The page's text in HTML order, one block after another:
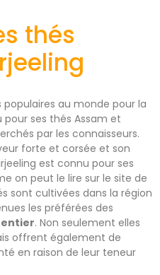
thés
populaires au monde pour la
ses thés Assam et
par les connaisseurs.
forte et corsée et son
est connu pour ses
on peut le lire sur le site de
sont cultivées dans la région
les préférées des
. Non seulement elles
offrent également de
en raison de leur teneur